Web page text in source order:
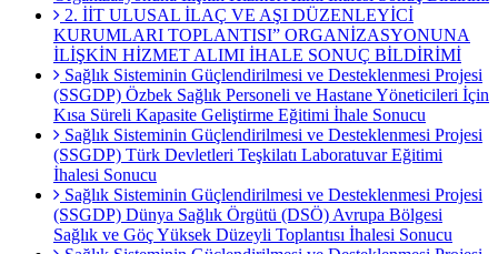
2. İİT ULUSAL İLAÇ VE AŞI DÜZENLEYİCİ
KURUMLARI TOPLANTISI” ORGANİZASYONUNA
İLİŞKİN HİZMET ALIMI İHALE SONUÇ BİLDİRİMİ
Sağlık Sisteminin Güçlendirilmesi ve Desteklenmesi Projesi
(SSGDP) Özbek Sağlık Personeli ve Hastane Yöneticileri İçin
Kısa Süreli Kapasite Geliştirme Eğitimi İhale Sonucu
Sağlık Sisteminin Güçlendirilmesi ve Desteklenmesi Projesi
(SSGDP) Türk Devletleri Teşkilatı Laboratuvar Eğitimi
İhalesi Sonucu
Sağlık Sisteminin Güçlendirilmesi ve Desteklenmesi Projesi
(SSGDP) Dünya Sağlık Örgütü (DSÖ) Avrupa Bölgesi
Sağlık ve Göç Yüksek Düzeyli Toplantısı İhalesi Sonucu